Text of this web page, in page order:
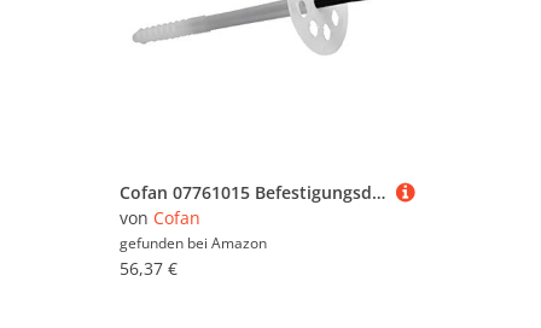
Cofan 07761015 Befestigungsdübel für Dämmplatten, 10 x 150 mm Befestigungsstopfen für Isolierplatten, 250 Stück
von Cofan
gefunden bei Amazon
56,37 €